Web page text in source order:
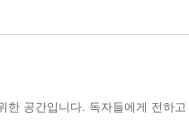
한 공간입니다. 독자들에게 전하